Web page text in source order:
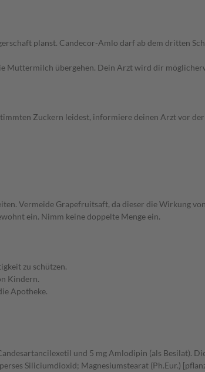
planst. Candecor-Amlo darf ab dem dritten
übergehen. Dein Arzt wird dir
Zuckern leidest, informiere deinen Arzt vor
Vermeide Grapefruitsaft, da dieser die Wirkung
ein. Nimm keine doppelte Menge ein.
zu schützen.
Kindern.
Apotheke.
und 5 mg Amlodipin (als Besilat).
Siliciumdioxid; Magnesiumstearat (Ph.Eur.)